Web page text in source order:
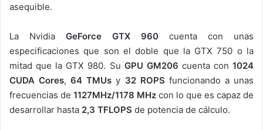
asequible.
La Nvidia GeForce GTX 960 cuenta con unas
especificaciones que son el doble que la GTX 750 o la
mitad que la GTX 980. Su GPU GM206 cuenta con1024
CUDA Cores,64 TMUs y 32 ROPS funcionando a unas
frecuencias de 1127MHz/1178 MHz con lo que es capaz de
desarrollar hasta 2,3 TFLOPS de potencia de cálculo.